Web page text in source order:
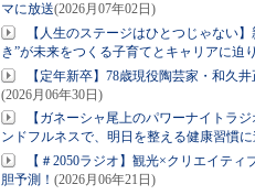
マに放送(2026月07年02日)
【人生のステージはひとつじゃない
き”が未来をつくる子育てとキャリアに迫
【定年新卒】78歳現役陶芸家・和久
(2026月06年30日)
【ガネーシャ尾上のパワーナイトラ
ンドフルネスで、明日を整える健康習慣に
【＃2050ラジオ】観光×クリエイテ
胆予測！ (2026月06年21日)